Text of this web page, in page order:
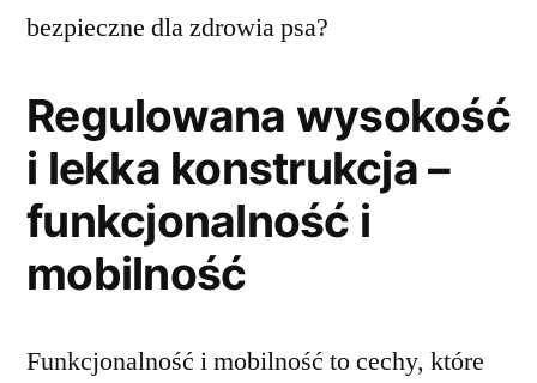
bezpieczne dla zdrowia psa?
Regulowana wysokość
i lekka konstrukcja –
funkcjonalność i
mobilność
Funkcjonalność i mobilność to cechy, które